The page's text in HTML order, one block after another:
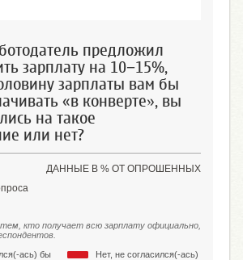
предложил
зарплату на 10−15%,
зарплаты вам бы
«в конверте», вы
на такое
или нет?
ДАННЫЕ В % ОТ ОПРОШЕННЫХ
тем, кто получает всю зарплату официально,
ась) бы
Нет, не согласился(-ась) бы